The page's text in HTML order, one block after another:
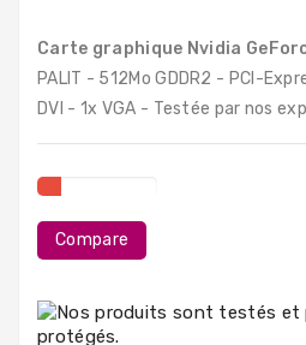
Composants
PC
Portables
Destockage
Carte graphique Nvidia
PALIT - 512Mo GDDR2 - PCI-
DVI - 1x VGA - Testée par nos
Compare